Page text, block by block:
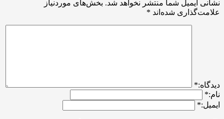
نشانی ایمیل شما منتشر نخواهد شد. بخش‌های موردنیاز
علامت‌گذاری شده‌اند *
ديدگاه:*
نام:*
ایمیل:*